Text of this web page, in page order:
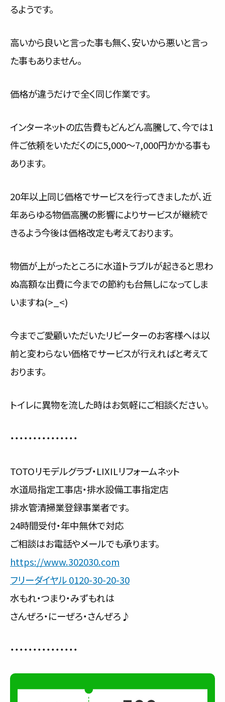
るようです。
高いから良いと言った事も無く、安いから悪いと言っ
た事もありません。
価格が違うだけで全く同じ作業です。
インターネットの広告費もどんどん高騰して、今では1
件ご依頼をいただくのに5,000～7,000円かかる事も
あります。
20年以上同じ価格でサービスを行ってきましたが、近
年あらゆる物価高騰の影響によりサービスが継続で
きるよう今後は価格改定も考えております。
物価が上がったところに水道トラブルが起きると思わ
ぬ高額な出費に今までの節約も台無しになってしま
いますね(>_<)
今までご愛顧いただいたリピーターのお客様へは以
前と変わらない価格でサービスが行えればと考えて
おります。
トイレに異物を流した時はお気軽にご相談ください。
・・・・・・・・・・・・・・・
TOTOリモデルグラブ・LIXILリフォームネット
水道局指定工事店・排水設備工事指定店
排水管清掃業登録事業者です。
24時間受付・年中無休で対応
ご相談はお電話やメールでも承ります。
https://www.302030.com
フリーダイヤル 0120-30-20-30
水もれ・つまり・みずもれは
さんぜろ・にーぜろ・さんぜろ♪
・・・・・・・・・・・・・・・